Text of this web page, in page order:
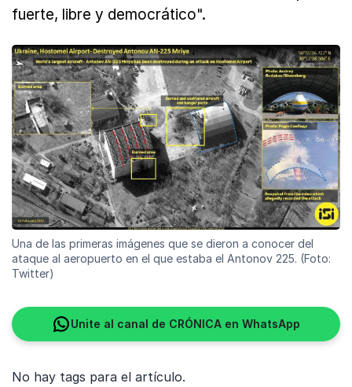
fuerte, libre y democrático".
Una de las primeras imágenes que se dieron a conocer del
ataque al aeropuerto en el que estaba el Antonov 225. (Foto:
Twitter)
Unite al canal de CRÓNICA en WhatsApp
No hay tags para el artículo.